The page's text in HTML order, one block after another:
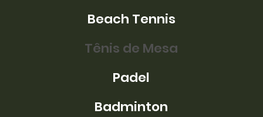
Beach Tennis
Tênis de Mesa
Padel
Badminton